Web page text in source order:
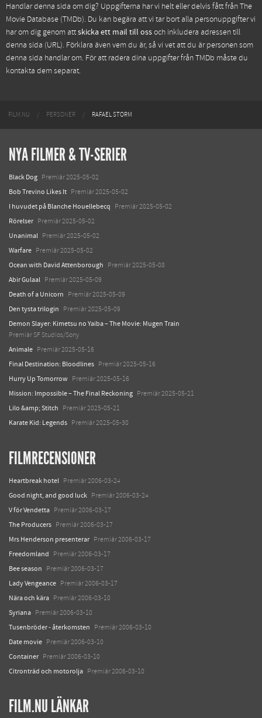
Handlar denna sida om dig? Uppgifterna har vi helt eller delvis fått frånThe
Movie Database (TMDb). Du kan begära att vi tar bort alla personuppgifter vi
har om dig genom attskicka ett mail till ossoch inkludera adressen till
denna sida (URL). Förklara även vem du är, så vi vet att du är personen som
denna sida handlar om. För att radera dina uppgifter från TMDb måste du
kontakta dem separat.
FILM.NU PERSONER RAFAEL STORM
NYA FILMER & TV-SERIER
Black Dog Premiär 2025-05-02
Bob Trevino Likes It Premiär 2025-05-02
I huvudet på Blanche Houellebecq Premiär 2025-05-02
Rörelser Premiär 2025-05-02
Unanimal Premiär 2025-05-02
Warfare Premiär 2025-05-02
Ocean with David Attenborough Premiär 2025-05-08
Abir Gulaal Premiär 2025-05-09
Death of a Unicorn Premiär 2025-05-09
Den tysta trilogin Premiär 2025-05-09
Demon Slayer: Kimetsu no Yaiba – The Movie: Mugen Train
Premiär SF Studios/Sony
Animale Premiär 2025-05-16
Final Destination: Bloodlines Premiär 2025-05-16
Hurry Up Tomorrow Premiär 2025-05-16
Mission: Impossible – The Final Reckoning Premiär 2025-05-21
Lilo &amp; Stitch Premiär 2025-05-21
Karate Kid: Legends Premiär 2025-05-30
FILMRECENSIONER
Heartbreak hotel Premiär 2006-03-24
Good night, and good luck Premiär 2006-03-24
V för Vendetta Premiär 2006-03-17
The Producers Premiär 2006-03-17
Mrs Henderson presenterar Premiär 2006-03-17
Freedomland Premiär 2006-03-17
Bee season Premiär 2006-03-17
Lady Vengeance Premiär 2006-03-17
Nära och kära Premiär 2006-03-10
Syriana Premiär 2006-03-10
Tusenbröder - återkomsten Premiär 2006-03-10
Date movie Premiär 2006-03-10
Container Premiär 2006-03-10
Citronträd och motorolja Premiär 2006-03-10
FILM.NU LÄNKAR